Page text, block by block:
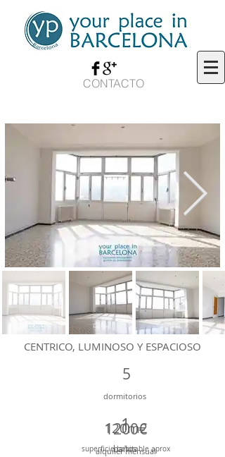
CONTACTO
CENTRICO, LUMINOSO Y ESPACIOSO
5
dormitorios
1
baños
120m2
superficiehabitable aprox
1200€
alquiler mensual